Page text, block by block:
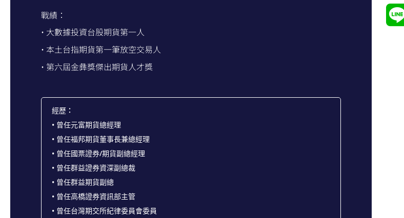
戰績：
• 大數據投資台股期貨第一人
• 本土台指期貨第一筆放空交易人
• 第六屆金彝獎傑出期貨人才獎
經歷 ：
• 曾任元富期貨總經理
• 曾任福邦期貨董事長兼總經理
• 曾任國票證券/期貨副總經理
• 曾任群益證券資深副總裁
• 曾任群益期貨副總
• 曾任高橋證券資訊部主管
• 曾任台灣期交所紀律委員會委員